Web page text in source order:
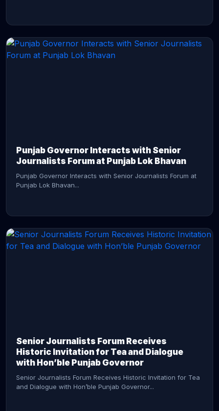
Punjab Governor Interacts with Senior
Journalists Forum at Punjab Lok Bhavan
Punjab Governor Interacts with Senior Journalists Forum at
Punjab Lok Bhavan...
Senior Journalists Forum Receives
Historic Invitation for Tea and Dialogue
with Hon’ble Punjab Governor
Senior Journalists Forum Receives Historic Invitation for Tea
and Dialogue with Hon’ble Punjab Governor...